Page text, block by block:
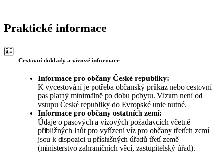
Praktické informace
Cestovní doklady a vízové informace
Informace pro občany České republiky:
K vycestování je potřeba občanský průkaz nebo cestovní
pas platný minimálně po dobu pobytu. Vízum není od
vstupu České republiky do Evropské unie nutné.
Informace pro občany ostatních zemí:
Údaje o pasových a vízových požadavcích včetně
přibližných lhůt pro vyřízení víz pro občany třetích zemí
jsou k dispozici u příslušných úřadů třetí země
(ministerstvo zahraničních věcí, zastupitelský úřad).